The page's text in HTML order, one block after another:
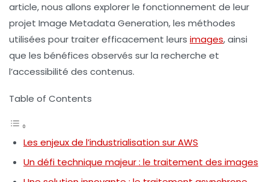
article, nous allons explorer le fonctionnement de leur
projet Image Metadata Generation, les méthodes
utilisées pour traiter efficacement leurs images, ainsi
que les bénéfices observés sur la recherche et
l’accessibilité des contenus.
Table of Contents
Les enjeux de l’industrialisation sur AWS
Un défi technique majeur : le traitement des images